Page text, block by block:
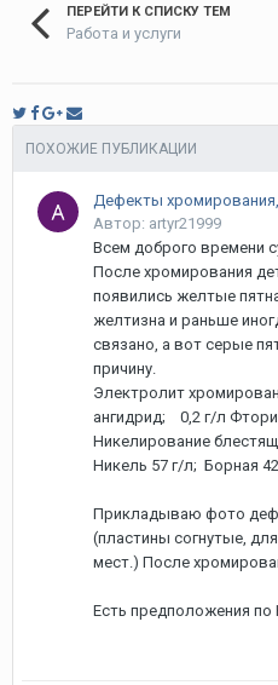
ПЕРЕЙТИ К СПИСКУ ТЕМ
Работа и услуги
ПОХОЖИЕ ПУБЛИКАЦИИ
Дефекты
Автор: artyr21999
Всем доброго времени
После хромирования
появились желтые
желтизна и раньше
связано, а вот серые
причину.
Электролит
ангидрид; 0,2 г/л
Никелирование
Никель 57 г/л; Борная
Прикладываю фото
(пластины согнутые,
мест.) После
Есть предположения по